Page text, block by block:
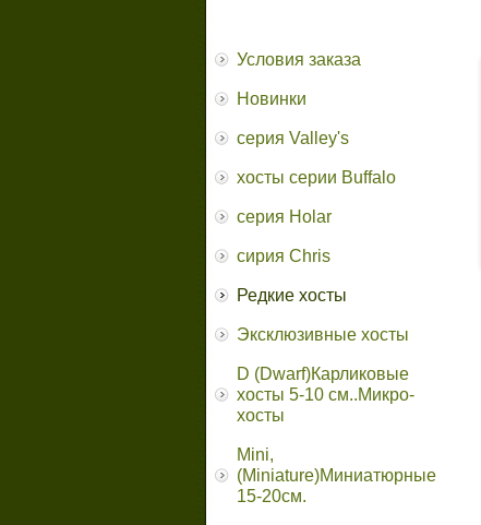
Условия заказа
Новинки
серия Valley's
хосты серии Buffalo
серия Holar
сирия Chris
Редкие хосты
Эксклюзивные хосты
D (Dwarf)Карликовые
хосты 5-10 см..Микро-
хосты
Mini,
(Miniature)Миниатюрные
15-20см.